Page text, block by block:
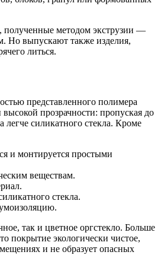
полученные методом экструзии —
Но выпускают также изделия,
литься.
представленного полимера
высокой прозрачности: пропуская до
легче силикатного стекла. Кроме
и монтируется простыми
веществам.
стекла.
так и цветное оргстекло. Больше
покрытие экологически чистое,
и не образует опасных